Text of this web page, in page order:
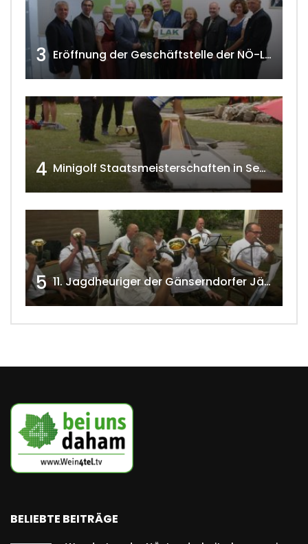
3 Eröffnung der Geschäftstelle der NÖ-Landarbeiterkammer in Mistelbach w4tv174
4 Minigolf Staatsmeisterschaften in Seefeld-Kadolz w4tv174
5 11. Jagdheuriger der Gänserndorfer Jäger 2020 w4tv166
BELIEBTE BEITRÄGE